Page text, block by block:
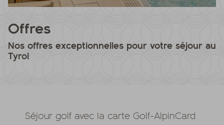
Offres
Nos offres exceptionnelles pour votre séjour au
Tyrol
Séjour golf avec la carte Golf-AlpinCard